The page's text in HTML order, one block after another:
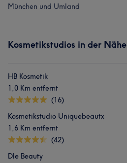
München und Umland
Kosmetikstudios in der Nähe
HB Kosmetik
1,0 Km entfernt
(16)
Kosmetikstudio Uniquebeautx
1,6 Km entfernt
(42)
Dle Beauty